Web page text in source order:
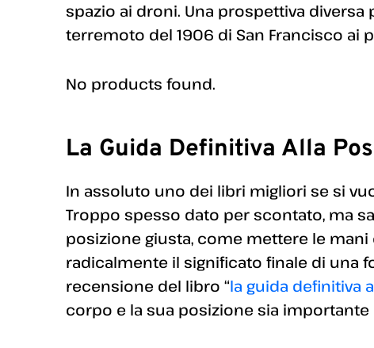
spazio ai droni. Una prospettiva
terremoto del 1906 di San Francisco ai
No products found.
La Guida Definitiva Alla
In assoluto uno dei libri migliori se si
Troppo spesso dato per scontato, ma
posizione giusta, come mettere le
radicalmente il significato finale di una
recensione del libro “la guida definitiva
corpo e la sua posizione sia importante